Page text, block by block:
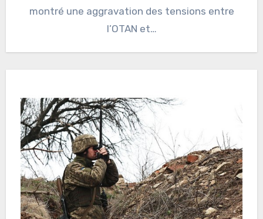
montré une aggravation des tensions entre
l’OTAN et…